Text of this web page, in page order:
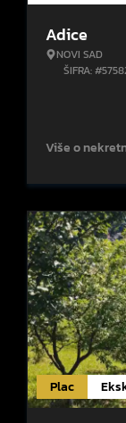
Adice
NOVI SAD
ŠIFRA:
Više o
Plac